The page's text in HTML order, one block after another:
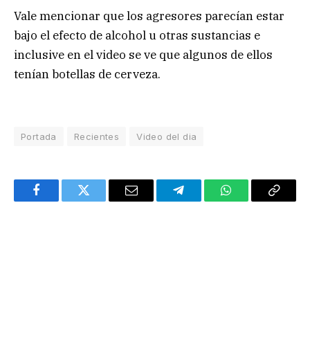
Vale mencionar que los agresores parecían estar
bajo el efecto de alcohol u otras sustancias e
inclusive en el video se ve que algunos de ellos
tenían botellas de cerveza.
Portada Recientes Video del dia
FacebookTwitter Email TelegramWhatsAppCopy